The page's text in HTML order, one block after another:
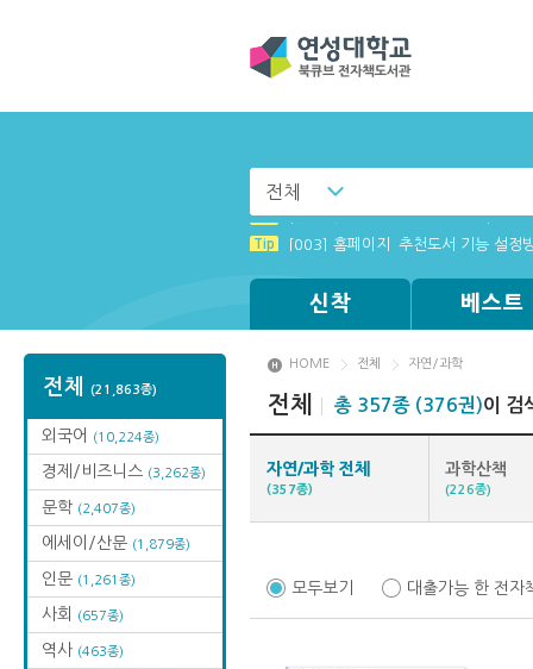
전체
Tip [003] 홈페이지_추천도서 기능 설정
신착 베스트
전체 (21,863종)
외국어 (10,224종)
경제/비즈니스 (3,262종)
문학 (2,407종)
에세이/산문 (1,879종)
인문 (1,261종)
사회 (657종)
역사 (463종)
HOME 전체 자연/과학
전체 총 357종 (376권)이 검
자연/과학 전체
(357종)
과학산책
(226종)
모두보기 대출가능 한 전자